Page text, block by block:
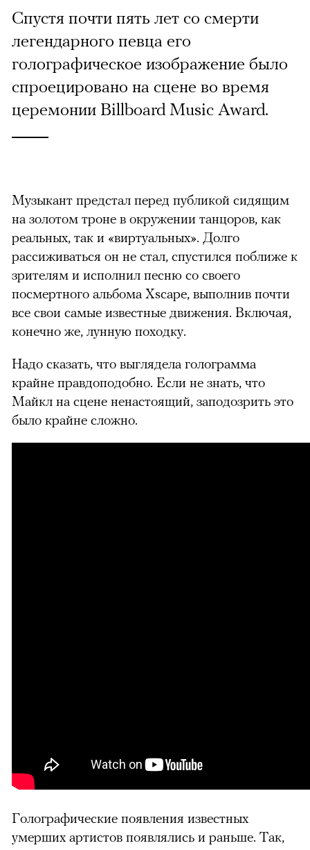
Спустя почти пять лет со смерти
легендарного певца его
голографическое изображение было
спроецировано на сцене во время
церемонии Billboard Music Award.
Музыкант предстал перед публикой сидящим
на золотом троне в окружении танцоров, как
реальных, так и «виртуальных». Долго
рассиживаться он не стал, спустился поближе к
зрителям и исполнил песню со своего
посмертного альбома Xscape, выполнив почти
все свои самые известные движения. Включая,
конечно же, лунную походку.
Надо сказать, что выглядела голограмма
крайне правдоподобно. Если не знать, что
Майкл на сцене ненастоящий, заподозрить это
было крайне сложно.
Голографические появления известных
умерших артистов появлялись и раньше. Так,